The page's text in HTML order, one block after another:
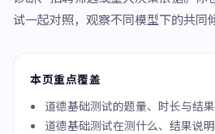
试一起对照，观察不同模型下的共同
本页重点覆盖
道德基础测试的题量、时长与结
道德基础测试在测什么、结果说